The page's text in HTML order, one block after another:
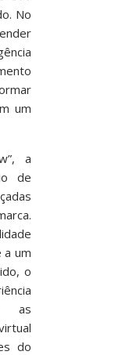
No
um
a
de
a um
o
as
do